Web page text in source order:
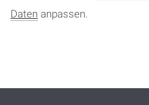
Daten anpassen.